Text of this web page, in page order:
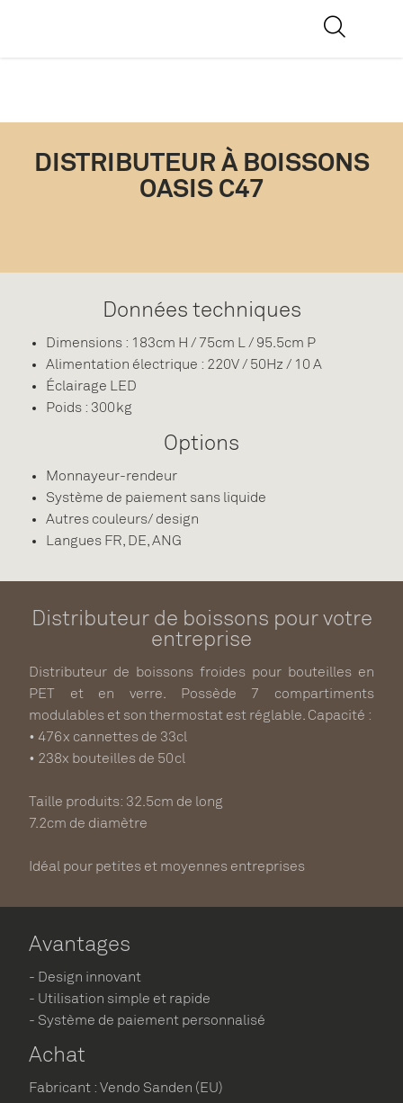
DISTRIBUTEUR À BOISSONS
OASIS C47
Données techniques
Dimensions : 183cm H / 75cm L / 95.5cm P
Alimentation électrique : 220V / 50Hz / 10 A
Éclairage LED
Poids : 300kg
Options
Monnayeur-rendeur
Système de paiement sans liquide
Autres couleurs/ design
Langues FR, DE, ANG
Distributeur de boissons pour votre
entreprise
Distributeur de boissons froides pour bouteilles en
PET et en verre. Possède 7 compartiments
modulables et son thermostat est réglable. Capacité :
• 476x cannettes de 33cl
• 238x bouteilles de 50cl
Taille produits: 32.5cm de long
7.2cm de diamètre
Idéal pour petites et moyennes entreprises
Avantages
- Design innovant
- Utilisation simple et rapide
- Système de paiement personnalisé
Achat
Fabricant : Vendo Sanden (EU)